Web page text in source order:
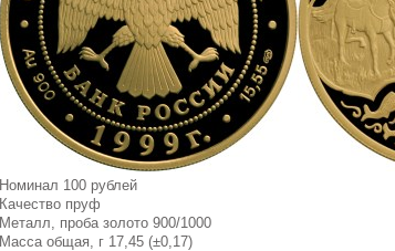
Номинал 100 рублей
Качество пруф
Металл, проба золото 900/1000
Масса общая, г 17,45 (±0,17)